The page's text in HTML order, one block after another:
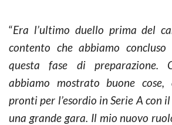
“Era l’ultimo duello prima del
contento che abbiamo
questa fase di preparazione.
abbiamo mostrato buone cose,
pronti per l’esordio in Serie A con
una grande gara. Il mio nuovo